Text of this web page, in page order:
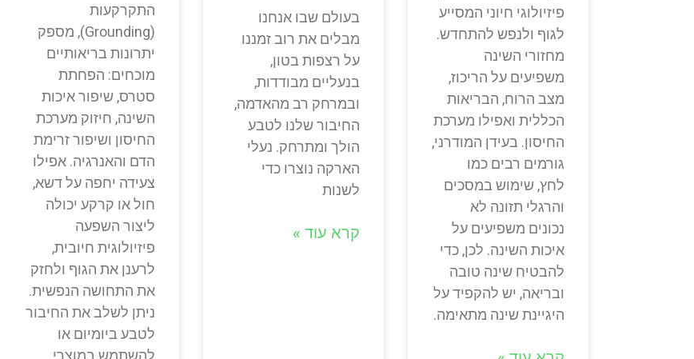
פיזיולוגי חיוני המסייע
לגוף ולנפש להתחדש.
מחזורי השינה
משפיעים על הריכוז,
מצב הרוח, הבריאות
הכללית ואפילו מערכת
החיסון. בעידן המודרני,
גורמים רבים כמו
לחץ, שימוש במסכים
והרגלי תזונה לא
נכונים משפיעים על
איכות השינה. לכן, כדי
להבטיח שינה טובה
ובריאה, יש להקפיד על
היגיינת שינה מתאימה.
בעולם שבו אנחנו
מבלים את רוב זמננו
על רצפות בטון,
בנעליים מבודדות,
ובמרחק רב מהאדמה,
החיבור שלנו לטבע
הולך ומתרחק. נעלי
הארקה נוצרו כדי
לשנות
קרא עוד »
התקרקעות
(Grounding), מספק
יתרונות בריאותיים
מוכחים: הפחתת
סטרס, שיפור איכות
השינה, חיזוק מערכת
החיסון ושיפור זרימת
הדם והאנרגיה. אפילו
צעידה יחפה על דשא,
חול או קרקע יכולה
ליצור השפעה
פיזיולוגית חיובית,
לרענן את הגוף ולחזק
את התחושה הנפשית.
ניתן לשלב את החיבור
לטבע ביומיום או
להשתמש במוצרי